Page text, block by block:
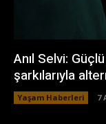
Anıl Selvi:
şarkılarıyla
Yaşam Haberleri 7